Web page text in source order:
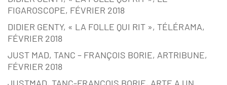
FIGAROSCOPE, FÉVRIER 2018
DIDIER GENTY, « LA FOLLE QUI RIT », TÉLÉRAMA,
FÉVRIER 2018
JUST MAD, TANC – FRANÇOIS BORIE, ARTRIBUNE,
FÉVRIER 2018